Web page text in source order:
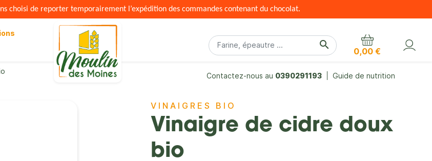
choisi de reporter temporairement l’expédition des commandes contenant du chocolat.
search
0,00 €
Contactez-nous au 0390291193 Guide de nutrition
VINAIGRES BIO
Vinaigre de cidre doux
bio